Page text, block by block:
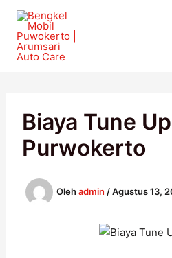
Lewati
konten
Biaya Tune
Purwokerto
Olehadmin /Agustus 13,